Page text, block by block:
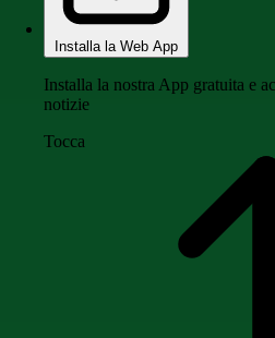
Installa la Web App
Installa la nostra App gratuita e
notizie
Tocca